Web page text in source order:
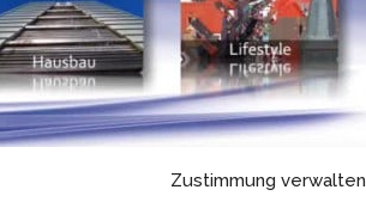
Zustimmung verwalten